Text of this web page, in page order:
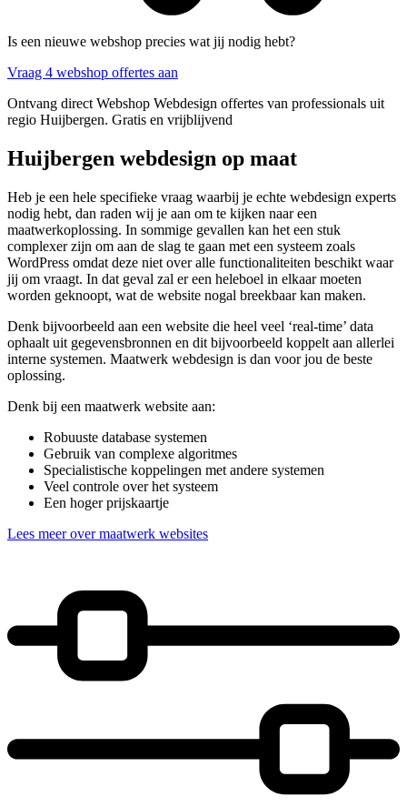
Is een nieuwe webshop precies wat jij nodig hebt?
Vraag 4 webshop offertes aan
Ontvang direct Webshop Webdesign offertes van professionals uit
regio Huijbergen. Gratis en vrijblijvend
Huijbergen webdesign op maat
Heb je een hele specifieke vraag waarbij je echte webdesign experts
nodig hebt, dan raden wij je aan om te kijken naar een
maatwerkoplossing. In sommige gevallen kan het een stuk
complexer zijn om aan de slag te gaan met een systeem zoals
WordPress omdat deze niet over alle functionaliteiten beschikt waar
jij om vraagt. In dat geval zal er een heleboel in elkaar moeten
worden geknoopt, wat de website nogal breekbaar kan maken.
Denk bijvoorbeeld aan een website die heel veel ‘real-time’ data
ophaalt uit gegevensbronnen en dit bijvoorbeeld koppelt aan allerlei
interne systemen. Maatwerk webdesign is dan voor jou de beste
oplossing.
Denk bij een maatwerk website aan:
Robuuste database systemen
Gebruik van complexe algoritmes
Specialistische koppelingen met andere systemen
Veel controle over het systeem
Een hoger prijskaartje
Lees meer over maatwerk websites